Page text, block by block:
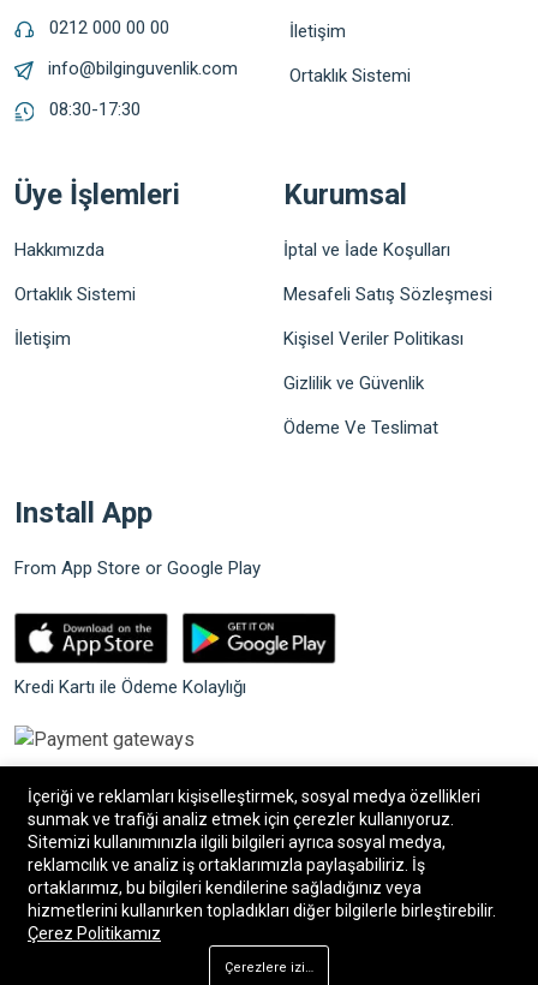
0212 000 00 00
info@bilginguvenlik.com
08:30-17:30
İletişim
Ortaklık Sistemi
Üye İşlemleri
Hakkımızda
Ortaklık Sistemi
İletişim
Kurumsal
İptal ve İade Koşulları
Mesafeli Satış Sözleşmesi
Kişisel Veriler Politikası
Gizlilik ve Güvenlik
Ödeme Ve Teslimat
Install App
From App Store or Google Play
Kredi Kartı ile Ödeme Kolaylığı
©2026 Bilgin Güvenlik Sistemleri. Tüm hakları saklıdır.
Bilişim34®|
hazırlanmıştır.
İçeriği ve reklamları kişiselleştirmek, sosyal medya özellikleri
sunmak ve trafiği analiz etmek için çerezler kullanıyoruz.
Sitemizi kullanımınızla ilgili bilgileri ayrıca sosyal medya,
reklamcılık ve analiz iş ortaklarımızla paylaşabiliriz. İş
ortaklarımız, bu bilgileri kendilerine sağladığınız veya
hizmetlerini kullanırken topladıkları diğer bilgilerle birleştirebilir.
Çerez Politikamız
Çerezlere izin ver